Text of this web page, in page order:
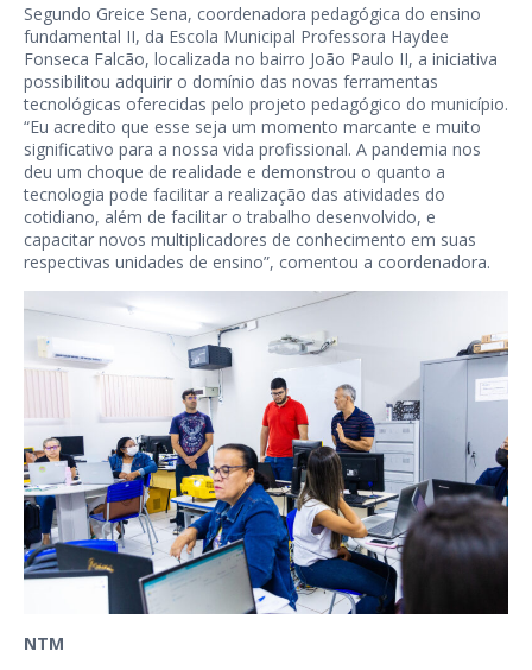
Segundo Greice Sena, coordenadora pedagógica do ensino
fundamental II, da Escola Municipal Professora Haydee
Fonseca Falcão, localizada no bairro João Paulo II, a iniciativa
possibilitou adquirir o domínio das novas ferramentas
tecnológicas oferecidas pelo projeto pedagógico do município.
“Eu acredito que esse seja um momento marcante e muito
significativo para a nossa vida profissional. A pandemia nos
deu um choque de realidade e demonstrou o quanto a
tecnologia pode facilitar a realização das atividades do
cotidiano, além de facilitar o trabalho desenvolvido, e
capacitar novos multiplicadores de conhecimento em suas
respectivas unidades de ensino”, comentou a coordenadora.
NTM